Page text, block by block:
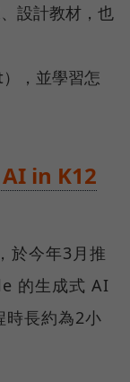
設計教材，也
，並學習怎
in K12
於今年3月推
的生成式 AI
長約為2小